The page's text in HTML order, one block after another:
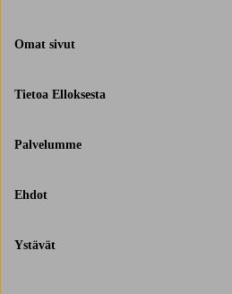
Omat sivut
Tietoa Elloksesta
Palvelumme
Ehdot
Ystävät